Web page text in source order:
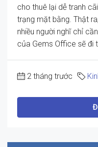
cho thuê lại dễ tranh
trạng mặt bằng. Thật
nhiều người nghĩ chỉ
của Gems Office sẽ đi
2 tháng trước